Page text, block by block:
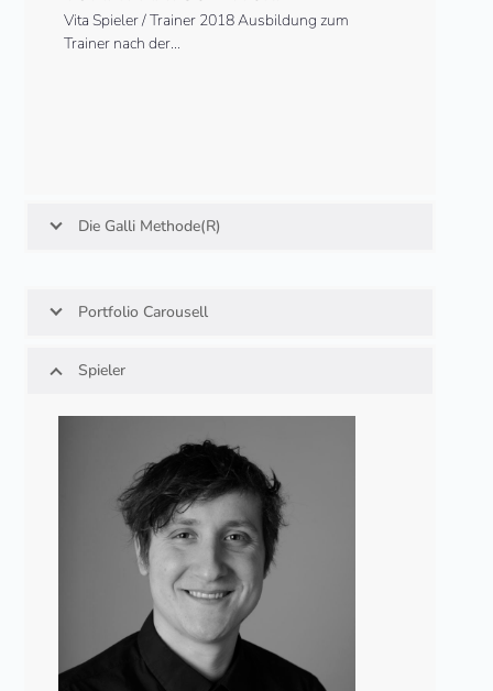
Vita Spieler / Trainer 2018 Ausbildung zum
Trainer nach der…
Die Galli Methode(R)
Portfolio Carousell
Spieler